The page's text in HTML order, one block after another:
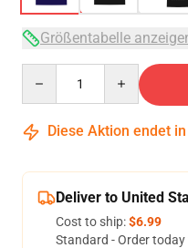
Größentabelle
Diese Aktion endet in
Deliver to United
Cost to ship:$6.99
Standard - Order